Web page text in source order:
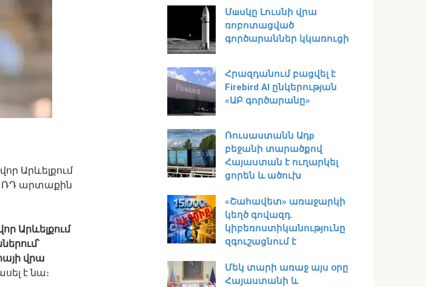
Արևելքում
ՌԴ արտաքին
Արևելքում
վրա
է նա։
Մшսկը Լուսնի վրա
ռոբոտացված
գործարաններ կկառուցի
Հրազդանում բացվել է
Firebird AI ընկերության
«ԱԲ գործարանը»
Ռուսաստանն Ադр
բեջանի տարածքով
Հայաստան է ուղարկել
ցորեն և ածուխ
«Շահավետ» առաջարկի
կեղծ գովազդ.
կիբեռոստիկանությունը
զգուշացնում է
Մեկ տարի առաջ այս օրը
Հայաստանի և